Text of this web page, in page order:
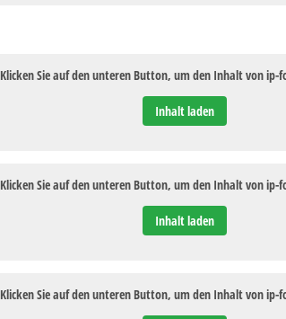
Klicken Sie auf den unteren Button, um den Inhalt von ip-
Inhalt laden
Klicken Sie auf den unteren Button, um den Inhalt von ip-
Inhalt laden
Klicken Sie auf den unteren Button, um den Inhalt von ip-